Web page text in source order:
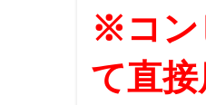
※コン
て直